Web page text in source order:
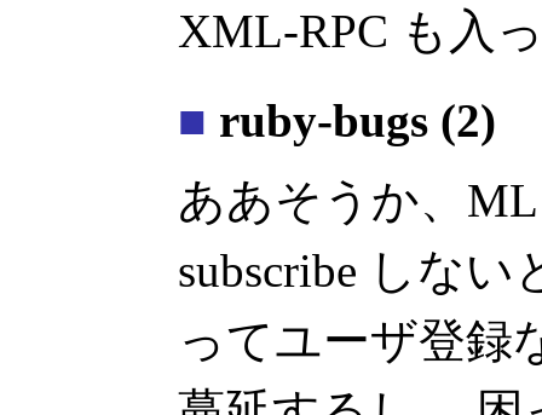
XML-RPC も入
■ ruby-bugs (2)
ああそうか、
subscribe しな
ってユーザ登録